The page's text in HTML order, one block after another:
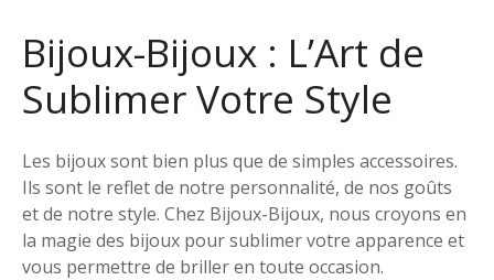
Bijoux-Bijoux : L’Art de
Sublimer Votre Style
Les bijoux sont bien plus que de simples accessoires.
Ils sont le reflet de notre personnalité, de nos goûts
et de notre style. Chez Bijoux-Bijoux, nous croyons en
la magie des bijoux pour sublimer votre apparence et
vous permettre de briller en toute occasion.